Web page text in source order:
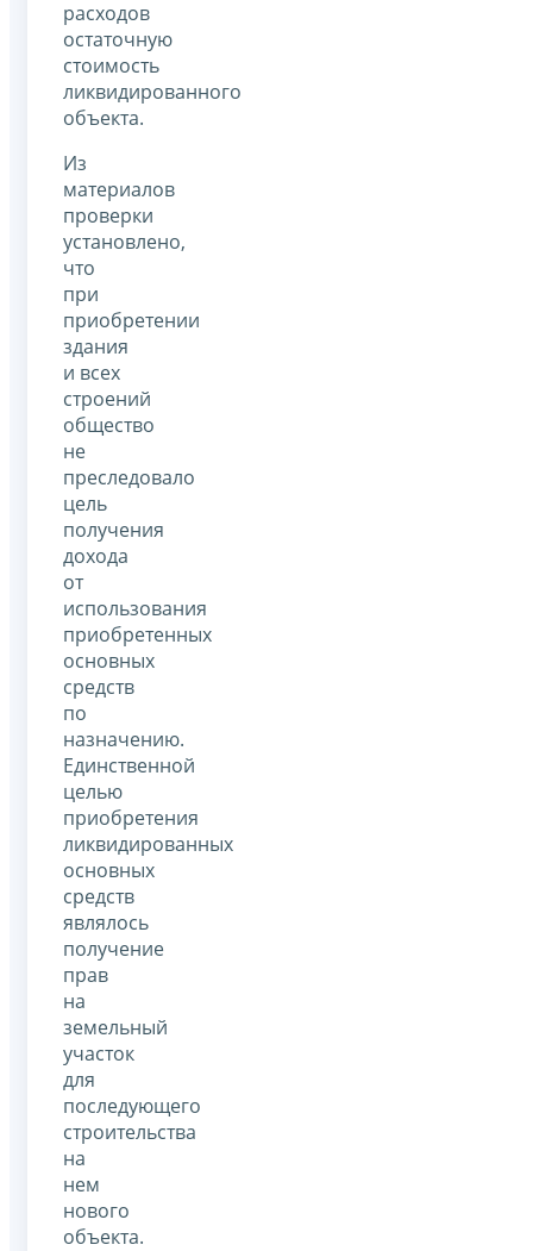
расходов
остаточную
стоимость
ликвидированного
объекта.
Из
материалов
проверки
установлено,
что
при
приобретении
здания
и всех
строений
общество
не
преследовало
цель
получения
дохода
от
использования
приобретенных
основных
средств
по
назначению.
Единственной
целью
приобретения
ликвидированных
основных
средств
являлось
получение
прав
на
земельный
участок
для
последующего
строительства
на
нем
нового
объекта.